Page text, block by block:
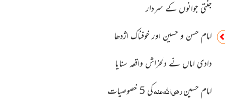
جنتی جوانوں کے سردار
امام حسن و حسین اور خوفناک اژدھا
دادی اماں نے دلخراش واقعہ سنایا
امام حسینرضی اللہ عنہکی 5 خصوصیات